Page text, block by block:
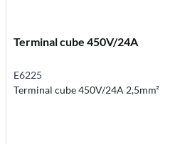
Terminal cube 450V/24A
E6225
Terminal cube 450V/24A 2,5mm²